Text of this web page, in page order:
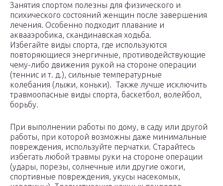
Занятия спортом полезны для физического и
психического состояний женщин после завершения
лечения. Особенно подходит плавание и
аквааэробика, скандинавская ходьба.
Избегайте виды спорта, где используются
повторяющиеся энергичные, противодействующие
чему-либо движения рукой на стороне операции
(теннис и т. д.), сильные температурные
колебания (лыжи, коньки). Также лучше исключить
травмоопасные виды спорта, баскетбол, волейбол,
борьбу.
При выполнении работы по дому, в саду или другой
работы, при которой возможны даже минимальные
повреждения, используйте перчатки. Старайтесь
избегать любой травмы руки на стороне операции
(удары, порезы, солнечные или другие ожоги,
спортивные повреждения, укусы насекомых,